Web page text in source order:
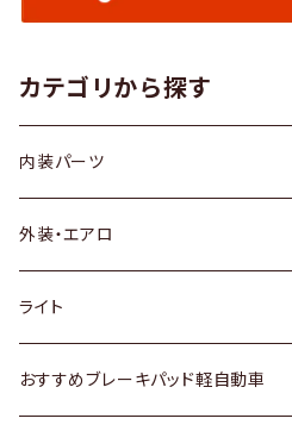
カテゴリから探す
内装パーツ
トヨタ
ホンダ
スズキ
外装・エアロ
トヨタ
ホンダ
ライト
トヨタ
おすすめブレーキパッド軽自動車